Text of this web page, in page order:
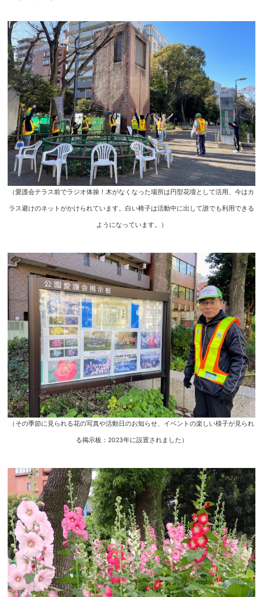
（愛護会テラス前でラジオ体操！木がなくなった場所は円型花壇として活用、今はカ
ラス避けのネットがかけられています。白い椅子は活動中に出して誰でも利用できる
ようになっています。）
（その季節に見られる花の写真や活動日のお知らせ、イベントの楽しい様子が見られ
る掲示板：2023年に設置されました）